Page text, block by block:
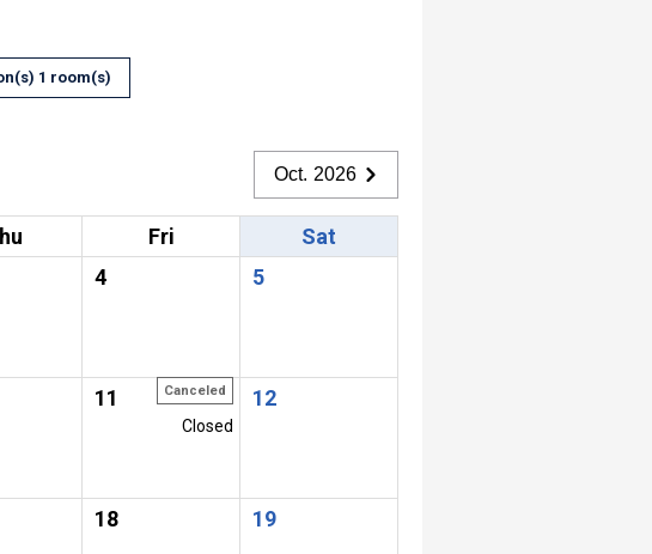
1 room(s)
Oct. 2026
Fri
Sat
4 5
11 Canceled
Closed
12
18 19